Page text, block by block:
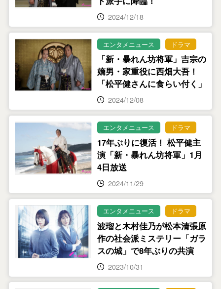
2024/12/18
エンタメニュース ドラマ
「新・暴れん坊将軍」吉宗の
嫡男・家重役に西畑大吾！
「松平健さんに食らい付く」
2024/12/08
エンタメニュース ドラマ
17年ぶりに復活！ 松平健主
演「新・暴れん坊将軍」1月
4日放送
2024/11/29
エンタメニュース ドラマ
波瑠と木村佳乃が松本清張原
作の社会派ミステリー「ガラ
スの城」で8年ぶりの共演
2023/10/31